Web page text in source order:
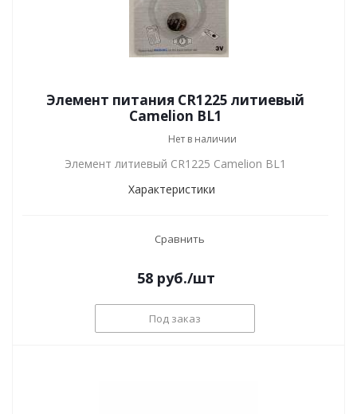
Элемент питания CR1225 литиевый
Camelion BL1
Нет в наличии
Элемент литиевый CR1225 Camelion BL1
Характеристики
Сравнить
58руб./шт
Под заказ